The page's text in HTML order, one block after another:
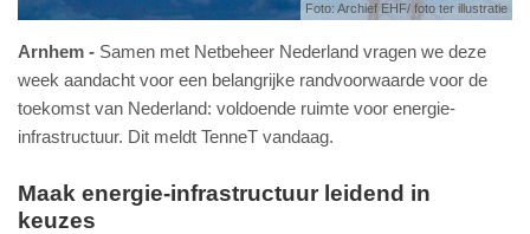
Foto: Archief EHF/ foto ter illustratie
Arnhem
Samen met Netbeheer Nederland vragen we deze
week aandacht voor een belangrijke randvoorwaarde voor de
toekomst van Nederland: voldoende ruimte voor energie-
infrastructuur. Dit meldt TenneT vandaag.
Maak energie-infrastructuur leidend in
keuzes